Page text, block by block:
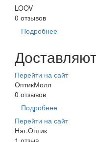
LOOV
0 отзывов
Подробнее
Перейти на сайт
ОптикМолл
0 отзывов
Подробнее
Перейти на сайт
Нэт.Оптик
1 отзыв